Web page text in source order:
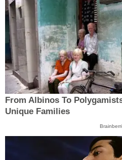
From Albinos To
Unique Families